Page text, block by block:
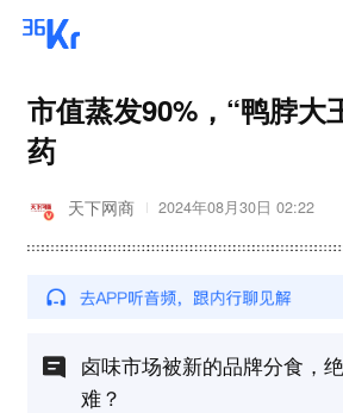
市值蒸发90%，“鸭脖大
药
天下网商 2024年08月30日 02:22
卤味市场被新的品牌分食，
难？